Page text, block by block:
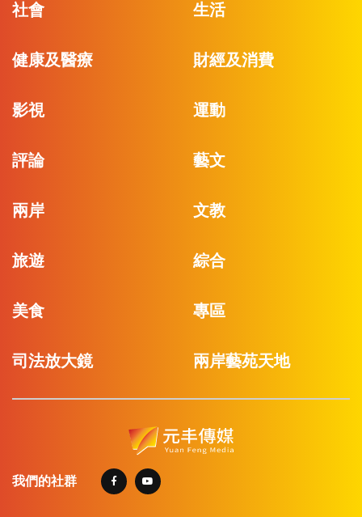
社會 生活
健康及醫療 財經及消費
影視 運動
評論 藝文
兩岸 文教
旅遊 綜合
美食 專區
司法放大鏡 兩岸藝苑天地
我們的社群